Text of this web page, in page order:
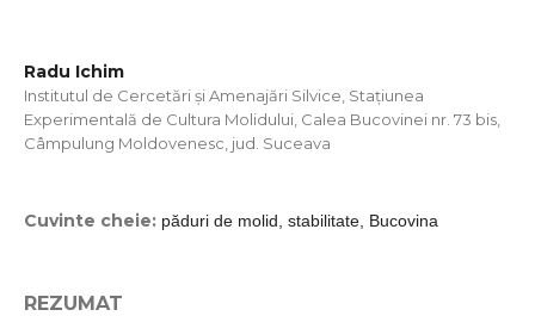
Radu Ichim
Institutul de Cercetări și Amenajări Silvice, Stațiunea
Experimentală de Cultura Molidului, Calea Bucovinei nr. 73 bis,
Câmpulung Moldovenesc, jud. Suceava
Cuvinte cheie: păduri de molid, stabilitate, Bucovina
REZUMAT